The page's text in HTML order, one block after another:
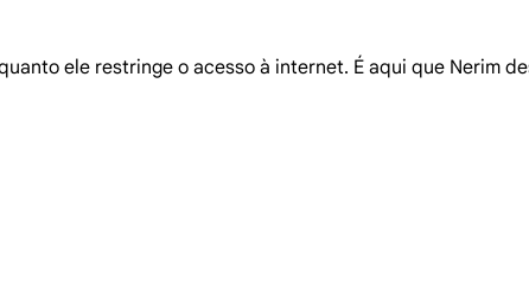
ele restringe o acesso à internet. É aqui que Nerim